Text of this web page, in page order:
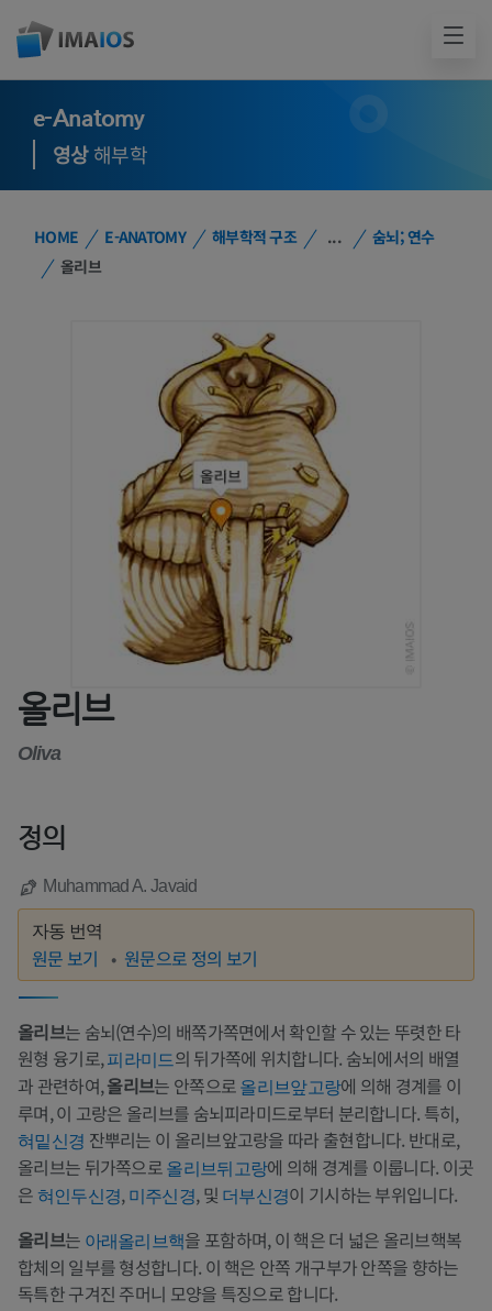
e-Anatomy
영상해부학
HOME E-ANATOMY 해부학적 구조 ...
숨뇌; 연수
올리브
올리브
Oliva
정의
Muhammad A. Javaid
자동 번역
원문 보기 원문으로 정의 보기
올리브는 숨뇌(연수)의 배쪽가쪽면에서 확인할 수 있는 뚜렷한 타
원형 융기로,피라미드의 뒤가쪽에 위치합니다. 숨뇌에서의 배열
과 관련하여,올리브는 안쪽으로올리브앞고랑에 의해 경계를 이
루며, 이 고랑은 올리브를 숨뇌피라미드로부터 분리합니다. 특히,
혀밑신경 잔뿌리는 이 올리브앞고랑을 따라 출현합니다. 반대로,
올리브는 뒤가쪽으로올리브뒤고랑에 의해 경계를 이룹니다. 이곳
은혀인두신경,미주신경, 및 더부신경이 기시하는 부위입니다.
올리브는 아래올리브핵을 포함하며, 이 핵은 더 넓은 올리브핵복
합체의 일부를 형성합니다. 이 핵은 안쪽 개구부가 안쪽을 향하는
독특한 구겨진 주머니 모양을 특징으로 합니다.